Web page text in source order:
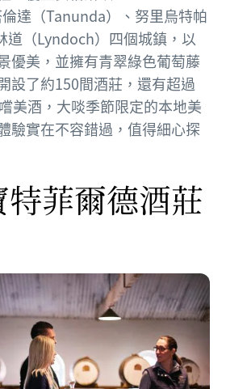
倫達（Tanunda）、努里烏特帕
道（Lyndoch）四個城鎮，以
優美，並擁有青翠綠色葡萄藤
設了約150間酒莊，還有超過
美酒，大啖季節限定的本地美
驗實在不容錯過，值得細心探
菲爾德酒莊